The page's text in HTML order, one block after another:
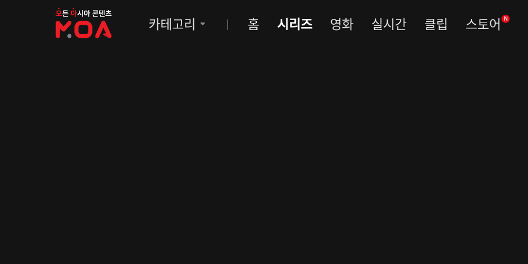
MOA
카테고리 홈 시리즈 영화 실시간 클립 스토어 N